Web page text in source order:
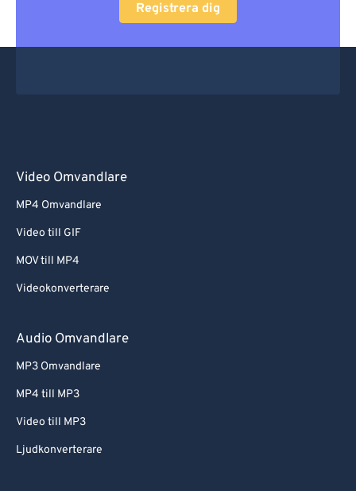
Registrera dig
Video Omvandlare
MP4 Omvandlare
Video till GIF
MOV till MP4
Videokonverterare
Audio Omvandlare
MP3 Omvandlare
MP4 till MP3
Video till MP3
Ljudkonverterare